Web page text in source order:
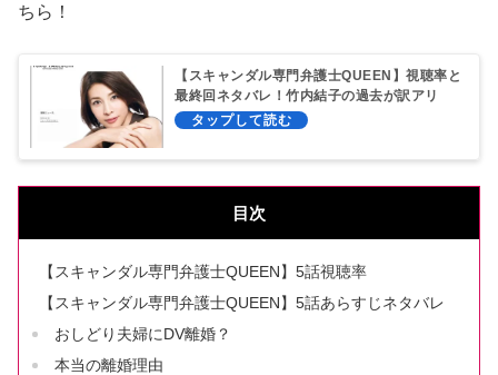
ちら！
【スキャンダル専門弁護士QUEEN】視聴率と
最終回ネタバレ！竹内結子の過去が訳アリ
！？
目次
【スキャンダル専門弁護士QUEEN】5話視聴率
【スキャンダル専門弁護士QUEEN】5話あらすじネタバレ
おしどり夫婦にDV離婚？
本当の離婚理由